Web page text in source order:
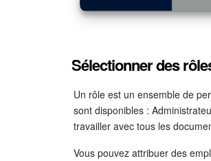
Sélectionner des
Un rôle est un ensemble de
sont disponibles :
travailler avec tous les
Vous pouvez attribuer des